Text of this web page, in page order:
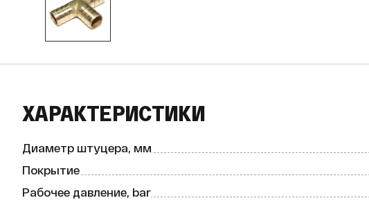
ХАРАКТЕРИСТИКИ
Диаметр штуцера, мм
Покрытие
Рабочее давление, bar